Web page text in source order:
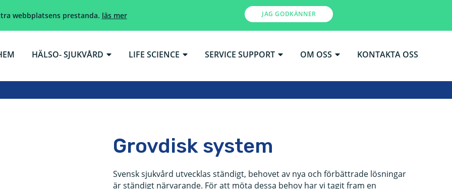
webbplatsens prestanda. läs mer JAG GODKÄNNER
HÄLSO- SJUKVÅRD LIFE SCIENCE SERVICE SUPPORT OM OSS KONTAKTA OSS
Grovdisk system
Svensk sjukvård utvecklas ständigt, behovet av nya och förbättrade lösningar
är ständigt närvarande. För att möta dessa behov har vi tagit fram en